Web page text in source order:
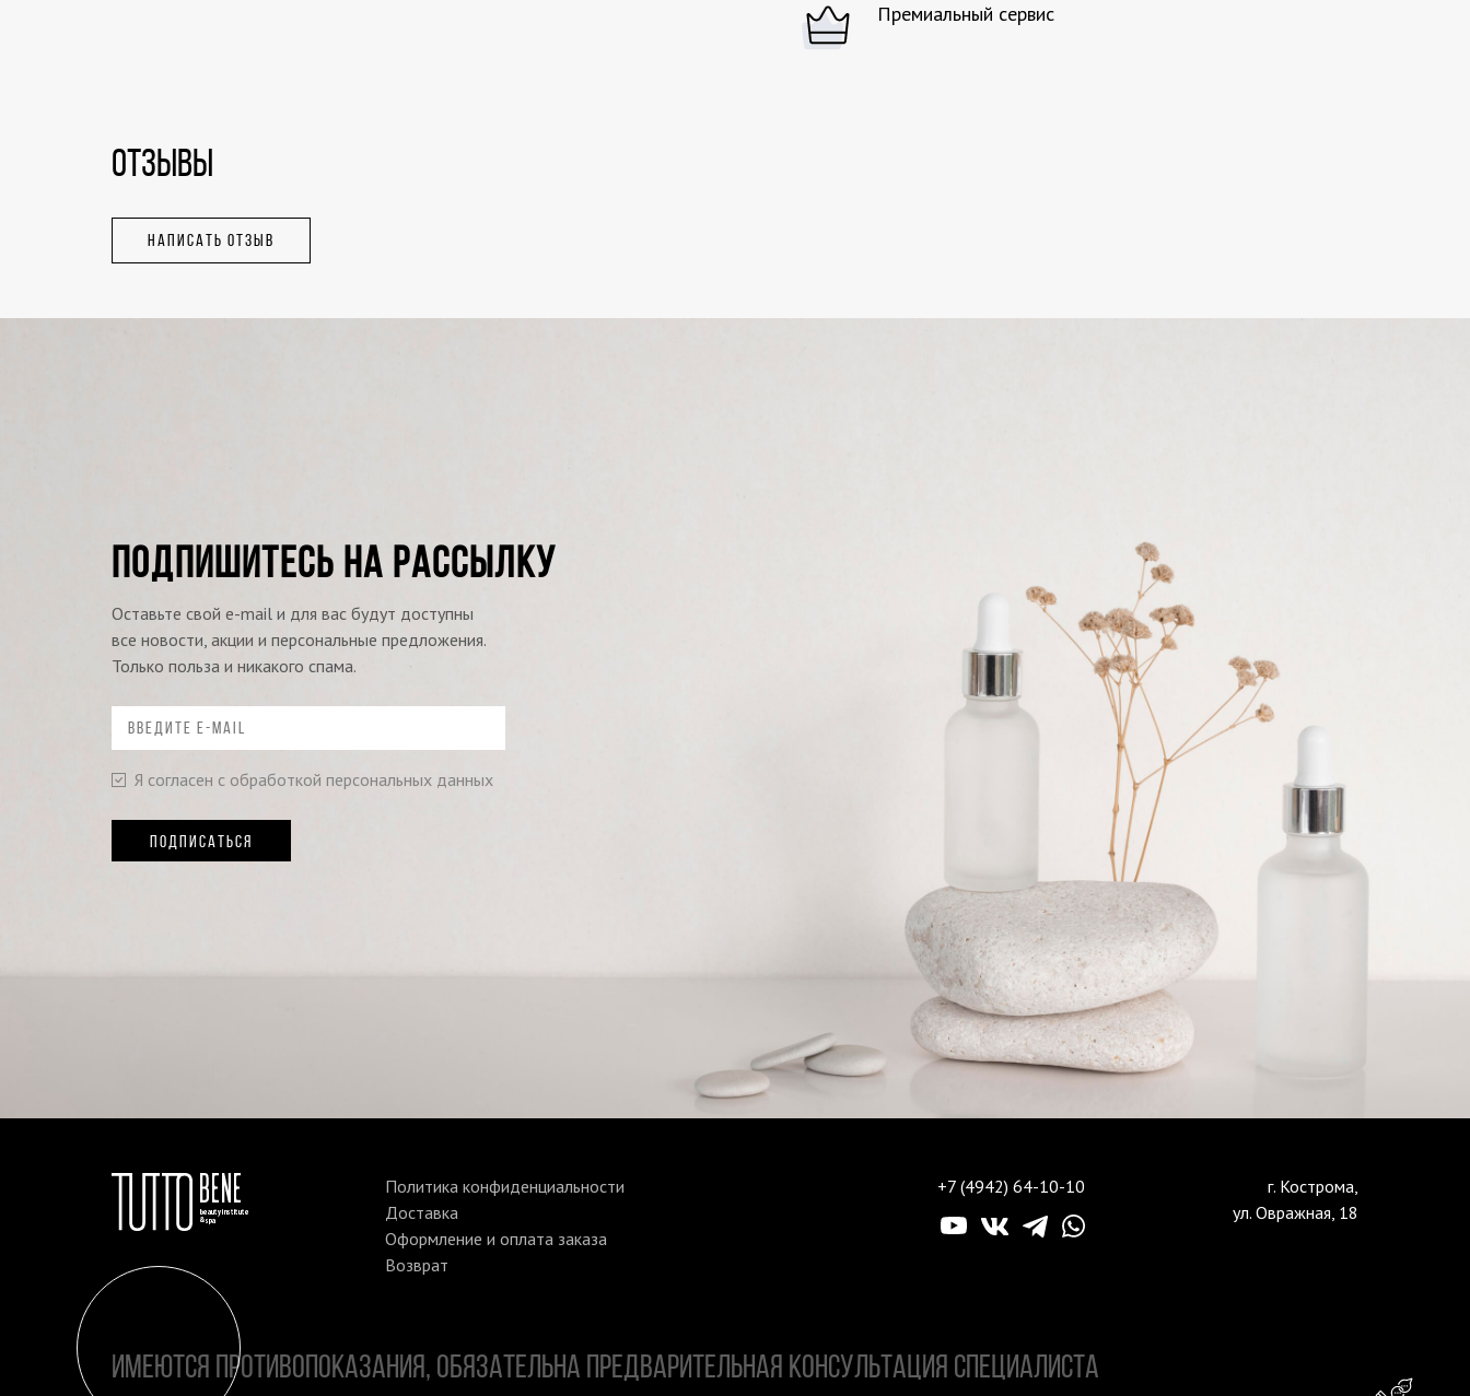
Премиальный сервис
ОТЗЫВЫ
НАПИСАТЬ ОТЗЫВ
ПОДПИШИТЕСЬ НА РАССЫЛКУ
Оставьте свой e-mail и для вас будут доступны
все новости, акции и персональные предложения.
Только польза и никакого спама.
Я согласен с обработкой персональных данных
ПОДПИСАТЬСЯ
Политика конфиденциальности
Доставка
Оформление и оплата заказа
Возврат
+7 (4942) 64-10-10
г. Кострома,
ул. Овражная, 18
ИМЕЮТСЯ ПРОТИВОПОКАЗАНИЯ, ОБЯЗАТЕЛЬНА ПРЕДВАРИТЕЛЬНАЯ КОНСУЛЬТАЦИЯ СПЕЦИАЛИСТА